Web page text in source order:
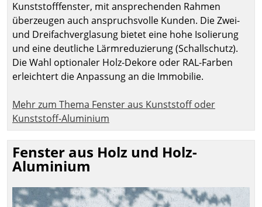
Kunststofffenster, mit ansprechenden Rahmen
überzeugen auch anspruchsvolle Kunden. Die Zwei-
und Dreifachverglasung bietet eine hohe Isolierung
und eine deutliche Lärmreduzierung (Schallschutz).
Die Wahl optionaler Holz-Dekore oder RAL-Farben
erleichtert die Anpassung an die Immobilie.
Mehr zum Thema Fenster aus Kunststoff oder
Kunststoff-Aluminium
Fenster aus Holz und Holz-
Aluminium